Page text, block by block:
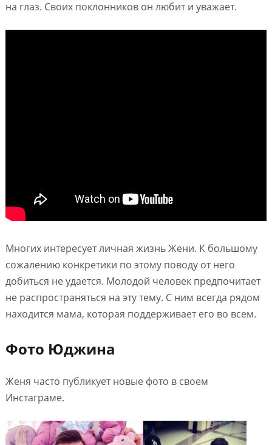
на глаз. Своих поклонников он любит и уважает.
Многих интересует личная жизнь Жени. К большому
сожалению конкретики по этому поводу от него
добиться не удается. Молодой человек предпочитает
не распространяться на эту тему. С ним всегда рядом
находится мама, которая поддерживает его во всем.
Фото Юджина
Женя часто публикует новые фото в своем
Инстаграме.